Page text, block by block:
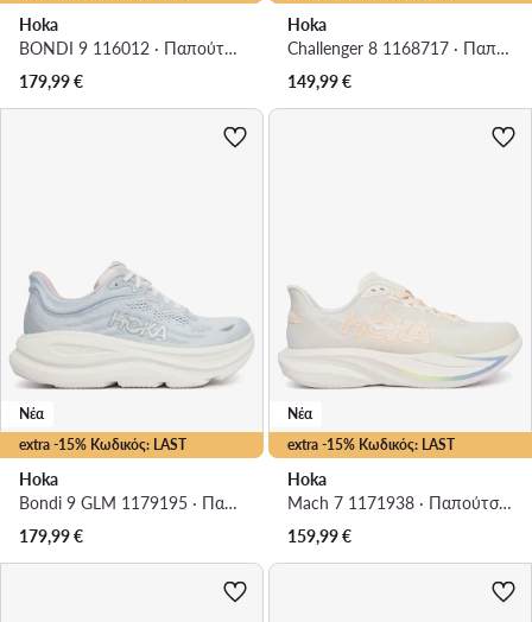
Hoka
BONDI 9 116012 · Παπούτσια για Τρέξιμο
179,99€
Hoka
Challenger 8 1168717 · Παπούτσια για Τρέξιμο
149,99€
extra -15% Κωδικός: LAST
Νέα
Hoka
Bondi 9 GLM 1179195 · Παπούτσια για Τρέξιμο
179,99€
extra -15% Κωδικός: LAST
Νέα
Hoka
Mach 7 1171938 · Παπούτσια για Τρέξιμο
159,99€